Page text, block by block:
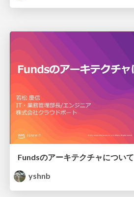
Fundsのアーキテクチャについて
yshnb